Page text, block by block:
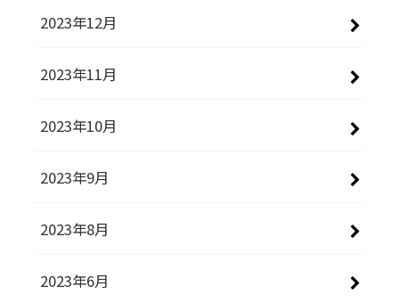
2023年12月
2023年11月
2023年10月
2023年9月
2023年8月
2023年6月